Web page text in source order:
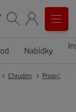
Nabídky
Chrudim Proseč